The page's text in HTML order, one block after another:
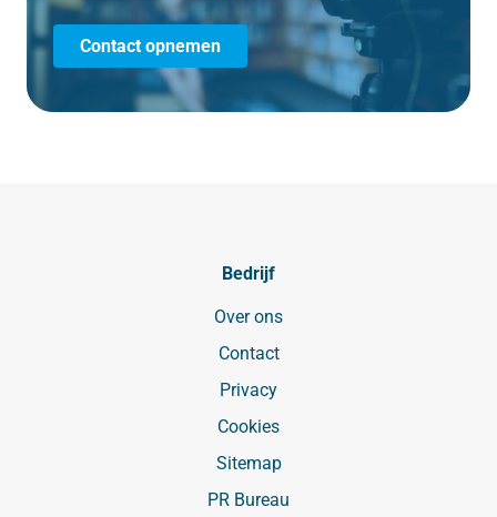
Contact opnemen
Bedrijf
Over ons
Contact
Privacy
Cookies
Sitemap
PR Bureau